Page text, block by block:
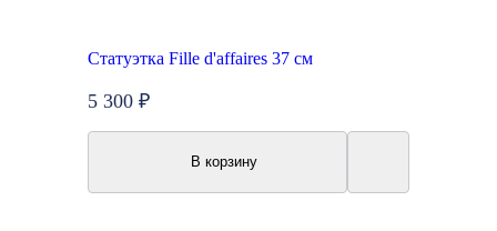
Статуэтка Fille d'affaires 37 см
5 300 ₽
В корзину